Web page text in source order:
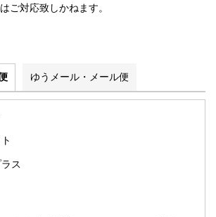
ご対応致しかねます。
ゆうメール・メール便
ス